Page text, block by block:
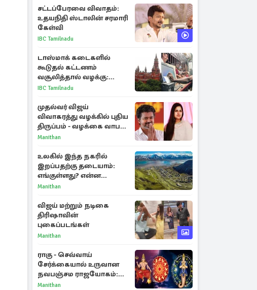
சட்டப்பேரவை விவாதம்:
உதயநிதி ஸ்டாலின் சரமாரி
கேள்வி
IBC Tamilnadu
டாஸ்மாக் கடைகளில்
கூடுதல் கட்டணம்
வசூலித்தால் வழக்கு:
சென்னை உயர்நீதிமன்றம்
IBC Tamilnadu
முதல்வர் விஜய்
விவாகரத்து வழக்கில் புதிய
திருப்பம் - வழக்கை வாபஸ்
பெற்ற சங்கீதா!
Manithan
உலகில் இந்த நகரில்
இறப்பதற்கு தடையாம்:
எங்குள்ளது? என்ன
காரணம் தெரியுமா?
Manithan
விஜய் மற்றும் நடிகை
திரிஷாவின்
புகைப்படங்கள்
Manithan
ராகு - செவ்வாய்
சேர்க்கையால் உருவான
நவபஞ்சம ராஜயோகம்:
அதிர்ஷ்டம் பெறும் 3
Manithan